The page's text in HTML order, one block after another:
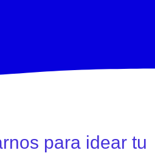
para idear tu